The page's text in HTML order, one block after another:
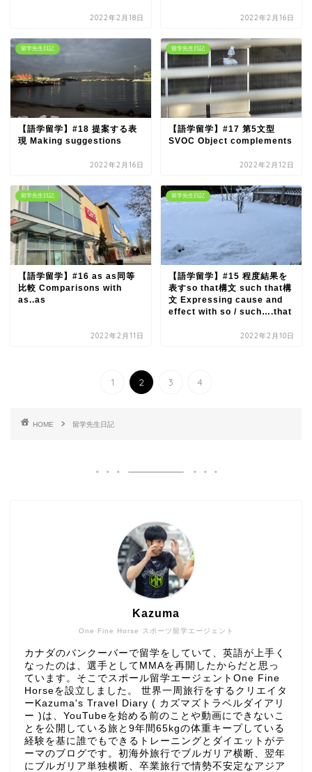
2022年2月18日 2022年2月16日
留学先生日記
【語学留学】#18 提案する表
現 Making suggestions
2022年2月16日
留学先生日記
【語学留学】#17 第5文型
SVOC Object complements
2022年2月12日
留学先生日記
【語学留学】#16 as as同等
比較 Comparisons with
as..as
2022年2月11日
留学先生日記
【語学留学】#15 程度結果を
表すso that構文 such that構
文 Expressing cause and
effect with so / such….that
2022年2月10日
1 2 3 4
HOME 留学先生日記
One Fine Horse スポーツ留学エージェント
Kazuma
カナダのバンクーバーで留学をしていて、英語が上手く
なったのは、選手としてMMAを再開したからだと思っ
ています。そこでスポール留学エージェントOne Fine
Horseを設立しました。 世界一周旅行をするクリエイタ
ーKazuma's Travel Diary ( カズマズトラベルダイアリ
ー )は、YouTubeを始める前のことや動画にできないこ
とを公開している旅と9年間65kgの体重キープしている
経験を基に誰でもできるトレーニングとダイエットがテ
ーマのブログです。初海外旅行でブルガリア横断、翌年
にブルガリア単独横断、卒業旅行で情勢不安定なアジア